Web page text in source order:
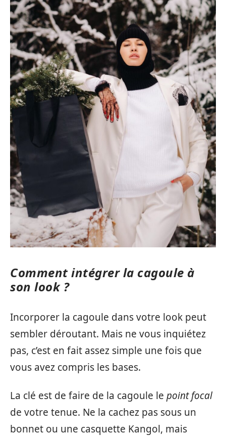
Comment intégrer la cagoule à
son look ?
Incorporer la cagoule dans votre look peut
sembler déroutant. Mais ne vous inquiétez
pas, c’est en fait assez simple une fois que
vous avez compris les bases.
La clé est de faire de la cagoule le point focal
de votre tenue. Ne la cachez pas sous un
bonnet ou une casquette Kangol, mais